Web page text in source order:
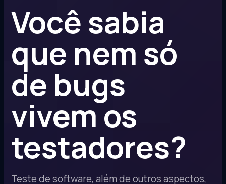
Você sabia
que nem só
de bugs
vivem os
testadores?
Teste de software, além de outros aspectos,